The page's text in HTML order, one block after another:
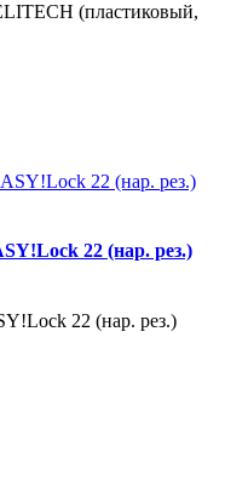
(пластиковый,
22 (нар. рез.)
22 (нар. рез.)